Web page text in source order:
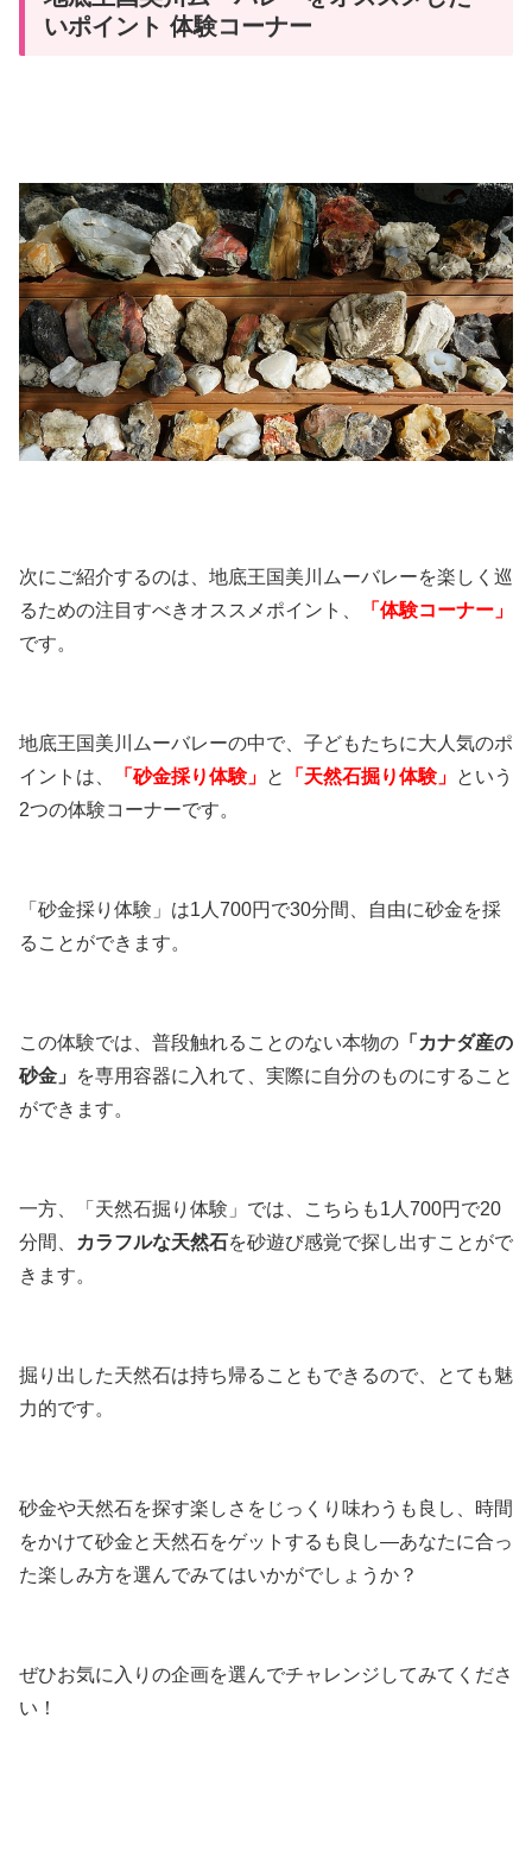
いポイント 体験コーナー
次にご紹介するのは、地底王国美川ムーバレーを楽しく巡
るための注目すべきオススメポイント、
「体験コーナー」
です。
地底王国美川ムーバレーの中で、子どもたちに大人気のポ
イントは、
「砂金採り体験」 と 「天然石掘り体験」 という
2つの体験コーナーです。
「砂金採り体験」は1人700円で30分間、自由に砂金を採
ることができます。
この体験では、普段触れることのない本物の 「カナダ産の
砂金」
を専用容器に入れて、実際に自分のものにすること
ができます。
一方、「天然石掘り体験」では、こちらも1人700円で20
分間、
カラフルな天然石を砂遊び感覚で探し出すことがで
きます。
掘り出した天然石は持ち帰ることもできるので、とても魅
力的です。
砂金や天然石を探す楽しさをじっくり味わうも良し、時間
をかけて砂金と天然石をゲットするも良し―あなたに合っ
た楽しみ方を選んでみてはいかがでしょうか？
ぜひお気に入りの企画を選んでチャレンジしてみてくださ
い！